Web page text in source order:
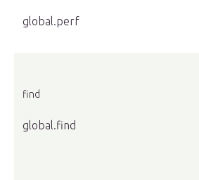
global.perf
find
global.find